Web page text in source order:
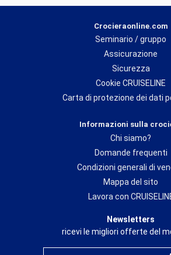
Crocieraonline.com
Seminario / gruppo
Assicurazione
Sicurezza
Cookie CRUISELINE
Carta di protezione dei dati
Informazioni sulla
Chi siamo?
Domande frequenti
Condizioni generali di
Mappa del sito
Lavora con
Newsletters
ricevi le migliori offerte del